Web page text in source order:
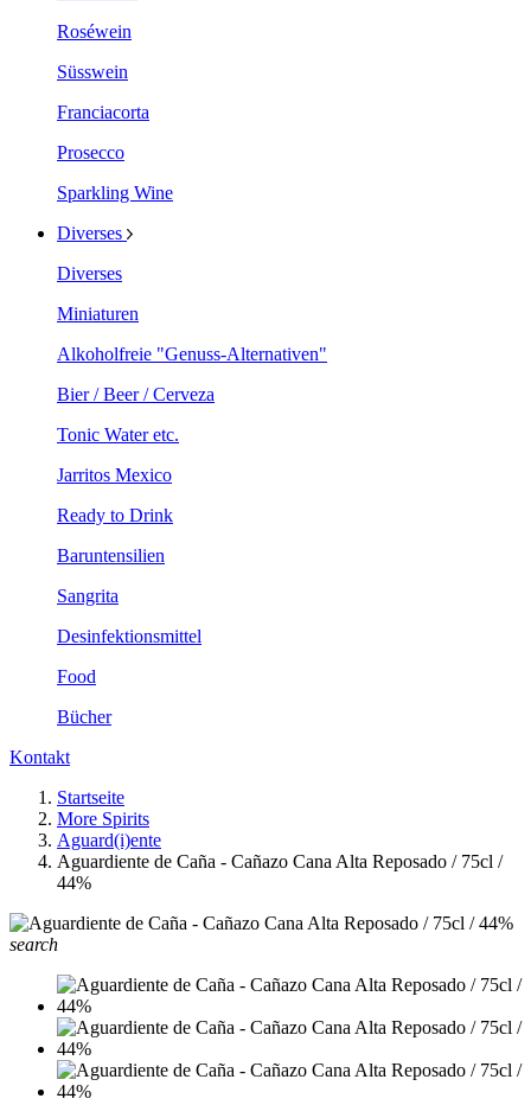
Roséwein
Süsswein
Franciacorta
Prosecco
Sparkling Wine
Diverses
Diverses
Miniaturen
Alkoholfreie "Genuss-Alternativen"
Bier / Beer / Cerveza
Tonic Water etc.
Jarritos Mexico
Ready to Drink
Baruntensilien
Sangrita
Desinfektionsmittel
Food
Bücher
Kontakt
Startseite
More Spirits
Aguard(i)ente
Aguardiente de Caña - Cañazo Cana Alta Reposado / 75cl /
44%
search